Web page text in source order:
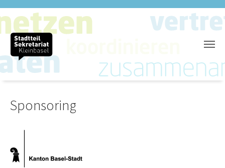
Zum Hauptinhalt springen
Sponsoring